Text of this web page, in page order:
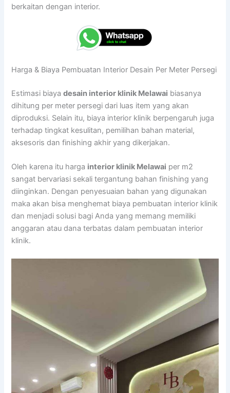
berkaitan dengan interior.
Harga & Biaya Pembuatan Interior Desain Per Meter Persegi
Estimasi biayadesain interior klinik Melawai biasanya
dihitung per meter persegi dari luas item yang akan
diproduksi. Selain itu, biaya interior klinik berpengaruh juga
terhadap tingkat kesulitan, pemilihan bahan material,
aksesoris dan finishing akhir yang dikerjakan.
Oleh karena itu harga interior klinik Melawai per m2
sangat bervariasi sekali tergantung bahan finishing yang
diinginkan. Dengan penyesuaian bahan yang digunakan
maka akan bisa menghemat biaya pembuatan interior klinik
dan menjadi solusi bagi Anda yang memang memiliki
anggaran atau dana terbatas dalam pembuatan interior
klinik.